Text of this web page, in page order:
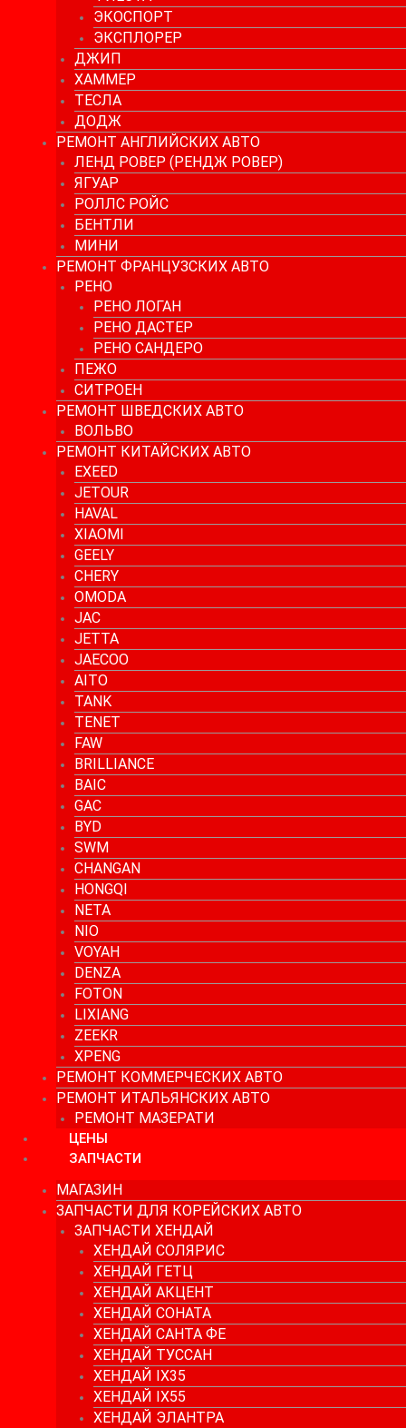
ЭКОСПОРТ
ЭКСПЛОРЕР
ДЖИП
ХАММЕР
ТЕСЛА
ДОДЖ
РЕМОНТ АНГЛИЙСКИХ АВТО
ЛЕНД РОВЕР (РЕНДЖ РОВЕР)
ЯГУАР
РОЛЛС РОЙС
БЕНТЛИ
МИНИ
РЕМОНТ ФРАНЦУЗСКИХ АВТО
РЕНО
РЕНО ЛОГАН
РЕНО ДАСТЕР
РЕНО САНДЕРО
ПЕЖО
СИТРОЕН
РЕМОНТ ШВЕДСКИХ АВТО
ВОЛЬВО
РЕМОНТ КИТАЙСКИХ АВТО
EXEED
JETOUR
HAVAL
XIAOMI
GEELY
CHERY
OMODA
JAC
JETTA
JAECOO
AITO
TANK
TENET
FAW
BRILLIANCE
BAIC
GAC
BYD
SWM
CHANGAN
HONGQI
NETA
NIO
VOYAH
DENZA
FOTON
LIXIANG
ZEEKR
XPENG
РЕМОНТ КОММЕРЧЕСКИХ АВТО
РЕМОНТ ИТАЛЬЯНСКИХ АВТО
РЕМОНТ МАЗЕРАТИ
ЦЕНЫ
ЗАПЧАСТИ
МАГАЗИН
ЗАПЧАСТИ ДЛЯ КОРЕЙСКИХ АВТО
ЗАПЧАСТИ ХЕНДАЙ
ХЕНДАЙ СОЛЯРИС
ХЕНДАЙ ГЕТЦ
ХЕНДАЙ АКЦЕНТ
ХЕНДАЙ СОНАТА
ХЕНДАЙ САНТА ФЕ
ХЕНДАЙ ТУССАН
ХЕНДАЙ IX35
ХЕНДАЙ IX55
ХЕНДАЙ ЭЛАНТРА